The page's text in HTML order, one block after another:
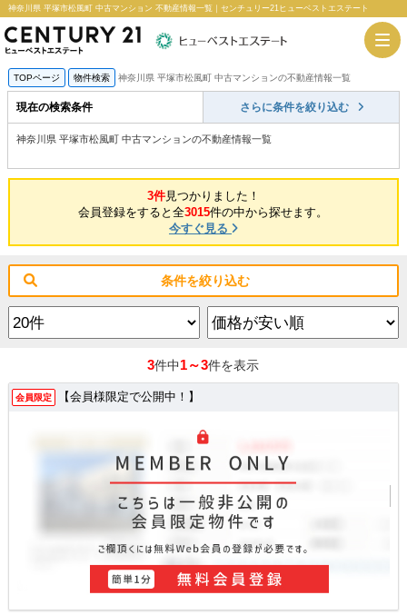
神奈川県 平塚市松風町 中古マンション 不動産情報一覧｜センチュリー21ヒューベストエステート
TOPページ 物件検索 神奈川県 平塚市松風町 中古マンションの不動産情報一覧
現在の検索条件 さらに条件を絞り込む
神奈川県 平塚市松風町 中古マンションの不動産情報一覧
3件見つかりました！
会員登録をすると全3015件の中から探せます。
今すぐ見る
条件を絞り込む
3件中1～3件を表示
会員限定 【会員様限定で公開中！】